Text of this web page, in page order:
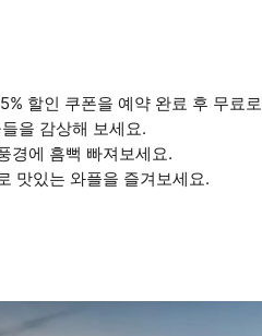
할인 쿠폰을 예약 완료 후 무료
을 감상해 보세요.
경에 흠뻑 빠져보세요.
맛있는 와플을 즐겨보세요.